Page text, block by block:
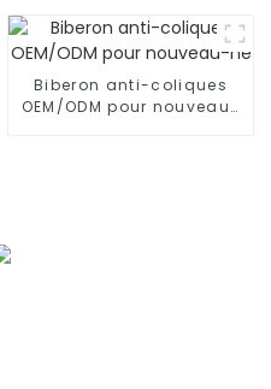
Biberon anti-coliques
OEM/ODM pour nouveau-